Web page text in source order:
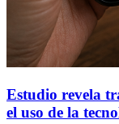
Estudio revela
el uso de la